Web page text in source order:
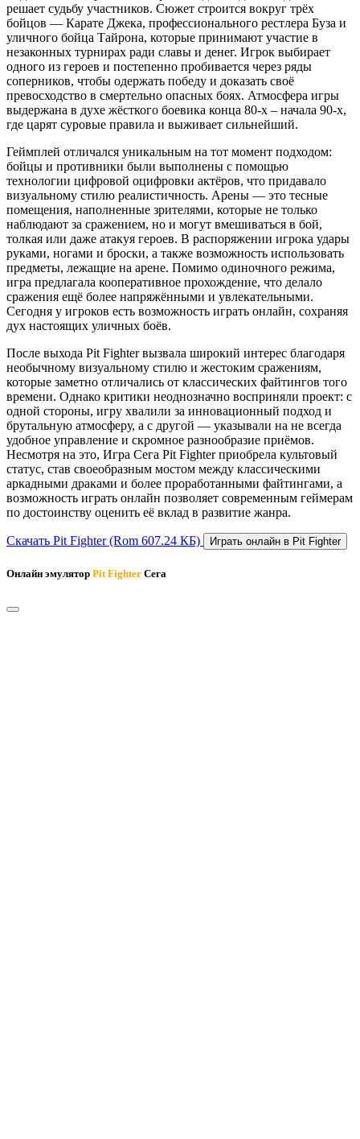
решает судьбу участников. Сюжет строится вокруг трёх
бойцов — Карате Джека, профессионального рестлера Буза и
уличного бойца Тайрона, которые принимают участие в
незаконных турнирах ради славы и денег. Игрок выбирает
одного из героев и постепенно пробивается через ряды
соперников, чтобы одержать победу и доказать своё
превосходство в смертельно опасных боях. Атмосфера игры
выдержана в духе жёсткого боевика конца 80-х – начала 90-х,
где царят суровые правила и выживает сильнейший.
Геймплей отличался уникальным на тот момент подходом:
бойцы и противники были выполнены с помощью
технологии цифровой оцифровки актёров, что придавало
визуальному стилю реалистичность. Арены — это тесные
помещения, наполненные зрителями, которые не только
наблюдают за сражением, но и могут вмешиваться в бой,
толкая или даже атакуя героев. В распоряжении игрока удары
руками, ногами и броски, а также возможность использовать
предметы, лежащие на арене. Помимо одиночного режима,
игра предлагала кооперативное прохождение, что делало
сражения ещё более напряжёнными и увлекательными.
Сегодня у игроков есть возможность играть онлайн, сохраняя
дух настоящих уличных боёв.
После выхода Pit Fighter вызвала широкий интерес благодаря
необычному визуальному стилю и жестоким сражениям,
которые заметно отличались от классических файтингов того
времени. Однако критики неоднозначно восприняли проект: с
одной стороны, игру хвалили за инновационный подход и
брутальную атмосферу, а с другой — указывали на не всегда
удобное управление и скромное разнообразие приёмов.
Несмотря на это, Игра Сега Pit Fighter приобрела культовый
статус, став своеобразным мостом между классическими
аркадными драками и более проработанными файтингами, а
возможность играть онлайн позволяет современным геймерам
по достоинству оценить её вклад в развитие жанра.
Скачать Pit Fighter(Rom 607.24 КБ) Играть онлайн в Pit Fighter
Онлайн эмулятор Pit Fighter Сега